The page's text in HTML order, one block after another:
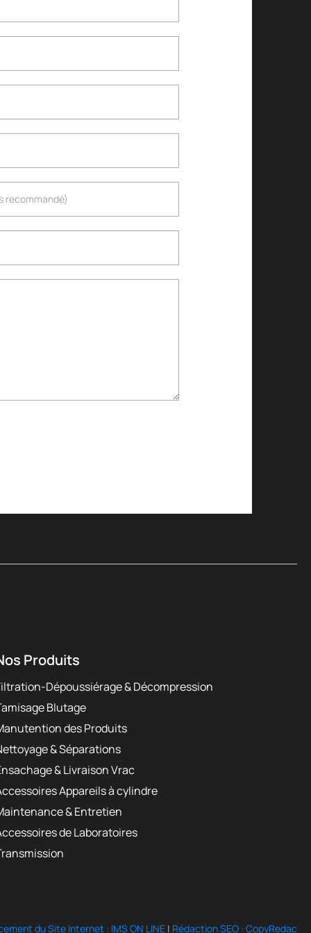
recommandé)
Produits
Dépoussiérage & Décompression
Blutage
des Produits
& Séparations
& Livraison Vrac
Appareils à cylindre
& Entretien
de Laboratoires
du Site Internet : IMS ON LINE | Rédaction SEO : CopyRedac